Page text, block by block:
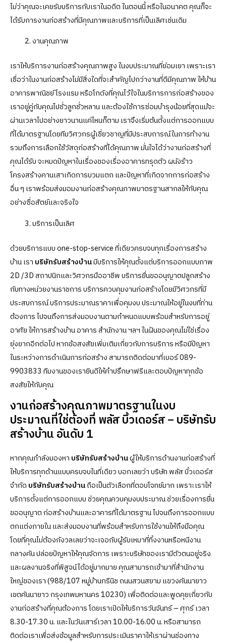
ไม่ว่าคุณจะเคยรับบริการกับเราในอดีต ในตอนนี้ หรือในอนาคต คุณก็จะ
ได้รับการงานก่อสร้างที่มีคุณภาพและบริการที่เป็นเลิศเช่นเดิม
งานคุณภาพ
เราให้บริการงานก่อสร้างคุณภาพสูง ในงบประมาณที่ย่อมเยา เพราะเรา
เชื่อว่าในงานก่อสร้างไม่มีสิ่งใดที่จะสำคัญไปกว่างานที่ดีมีคุณภาพ ให้บ้าน
อาคารพาณิชย์ โรงแรม หรือโกดังที่คุณไว้ใจในบริการการก่อสร้างของ
เราอยู่คู่กับคุณไปชั่วลูกชั่วหลาน และต้องใช้การซ่อมบำรุงน้อยที่สุดแม้จะ
ผ่านเวลาไปอย่างยาวนานแค่ไหนก็ตาม เราจึงเริ่มต้นตั้งแต่การออกแบบ
ที่ได้มาตรฐานโดยทีมวิศวกรผู้เชี่ยวชาญที่มีประสบการณ์ในการทำงาน
รวมถึงการเลือกใช้วัสดุก่อสร้างที่ได้คุณภาพ มั่นใจได้ว่างานก่อสร้างที่
คุณได้รับ จะหมดปัญหาในเรื่องของเรื่องอาคารทรุดตัว ผนังร้าว
โครงสร้างคานเสาเกิดการบวมแตก และปัญหาที่เกิดจากการก่อสร้าง
อื่น ๆ เราพร้อมส่งมอมงานก่อสร้างคุณภาพมาตรฐานสากลให้กับคุณ
อย่างซื่อสัตย์และจริงใจ
บริการเป็นเลิศ
ด้วยบริการแบบ one-stop-service ที่เดียวครบจบทุกเรื่องการสร้าง
บ้าน เรา บริษัทรับสร้างบ้านมีบริการให้คุณตั้งแต่บริการออกแบบภาพ
2D /3D สถาปนิกและวิศวกรมืออาชีพ บริการยื่นขออนุญาตปลูกสร้าง
กับทางหน่วยงานราชการ บริการควบคุมงานก่อสร้างโดยมีวิศวกรที่มี
ประสบการณ์ บริการประมาณราคาเพื่อคุมงบ ประมาณให้อยู่ในงบที่ท่าน
ต้องการ ไปจนถึงการส่งมอบงานตามกำหนดแบบพร้อมสำหรับการอยู่
อาศัย ให้การสร้างบ้าน อาคาร สำนักงาน ฯลฯ ในฝันของคุณไม่ใช่เรื่อง
ยุ่งยากอีกต่อไป หากข้อสงสัยเพิ่มเติมเกี่ยวกับการบริการ หรือมีปัญหา
ในระหว่างการดำเนินการก่อสร้าง สามารถติดต่อมาที่เบอร์089-
9903833 ทีมงานของเรายินดีให้คำปรึกษาฟรีและตอบปัญหาทุกข้อ
สงสัยให้กับคุณ
งานก่อสร้างคุณภาพมาตรฐานในงบ
ประมาณที่ใช่ต้องที่ พลัส บิ้วเดอร์ส – บริษัทรับ
สร้างบ้าน อันดับ 1
หากคุณกำลังมองหา บริษัทรับสร้างบ้านผู้ให้บริการด้านงานก่อสร้างที่
ให้บริการทุกด้านแบบครบจบในที่เดียว บอกเลยว่า บริษัท พลัส บิ้วเดอร์ส
จำกัด บริษัทรับสร้างบ้านถือเป็นตัวเลือกที่ตอบโจทย์มาก เพราะเราให้
บริการตั้งแต่การออกแบบ ช่วยคุณควบคุมงบประมาณ ช่วยเรื่องการยื่น
ขออนุญาต ก่อสร้างบ้านและอาคารที่ได้มาตรฐาน ไปจนถึงการออกแบบ
ตกแต่งภายใน และส่งมอบงานที่พร้อมสำหรับการใช้งานให้ถึงมือคุณ
โดยที่คุณไม่ต้องกังวลเลยว่าจะเจอกับผู้รับเหมาที่ทิ้งงานหรือหนีงาน
กลางคัน ปล่อยปัญหาให้คุณจัดการ เพราะบริษัทของเรามีตัวตนอยู่จริง
และผลงานจริงที่พิสูจน์ได้อยู่มากมาย คุณสามารถเข้ามาที่สำนักงาน
ใหญ่ของเรา (988/107 หมู่บ้านกรีนิช ถนนสวนสยาม แขวงคันนายาว
เขตคันนายาว กรุงเทพมหานคร 10230) เพื่อติดต่อและพูดคุยเกี่ยวกับ
งานก่อสร้างที่คุณต้องการ โดยเราเปิดให้บริการวันจันทร์ – ศุกร์ เวลา
8.30-17.30 น. และในวันเสาร์เวลา 10.00-16.00 น. หรือสามารถ
ติดต่อเราเพื่อส่งข้อมูลสำหรับการประเมินราคาให้เราผ่านช่องทาง